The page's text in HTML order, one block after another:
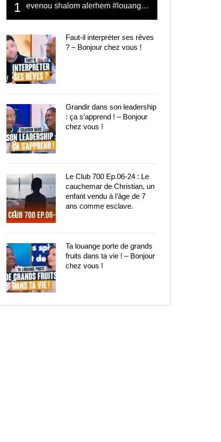
1 evenou shalom alerhem #louange #prière #shalom
2
Faut-il interpréter ses rêves
? – Bonjour chez vous !
3
Grandir dans son leadership
: ça s’apprend ! – Bonjour
chez vous !
4
Le Club 700 Ep.06-24 : Le
cauchemar de Christian, un
enfant vendu à l’âge de 7
ans comme esclave.
5
Ta louange porte de grands
fruits dans ta vie ! – Bonjour
chez vous !